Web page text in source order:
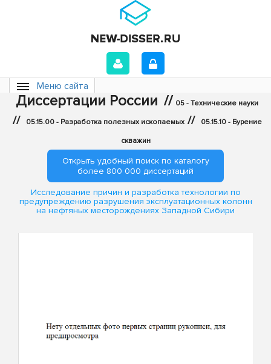
Меню сайта
Диссертации России // 05 - Технические науки
// 05.15.00 - Разработка полезных ископаемых // 05.15.10 - Бурение
скважин
Открыть удобный поиск по каталогу
более 800 000 диссертаций
Исследование причин и разработка технологии по
предупреждению разрушения эксплуатационных колонн
на нефтяных месторождениях Западной Сибири